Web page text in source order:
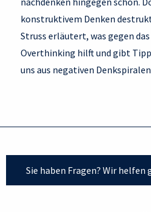
konstruktivem Denken
Struss erläutert, was gegen
Overthinking hilft und gibt
uns aus negativen
Sie haben Fragen? Wir helfen